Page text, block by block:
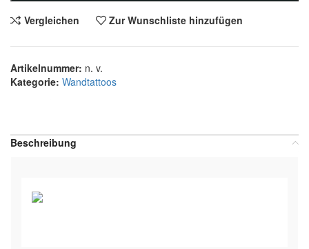
Vergleichen Zur Wunschliste hinzufügen
Artikelnummer: n. v.
Kategorie: Wandtattoos
Beschreibung